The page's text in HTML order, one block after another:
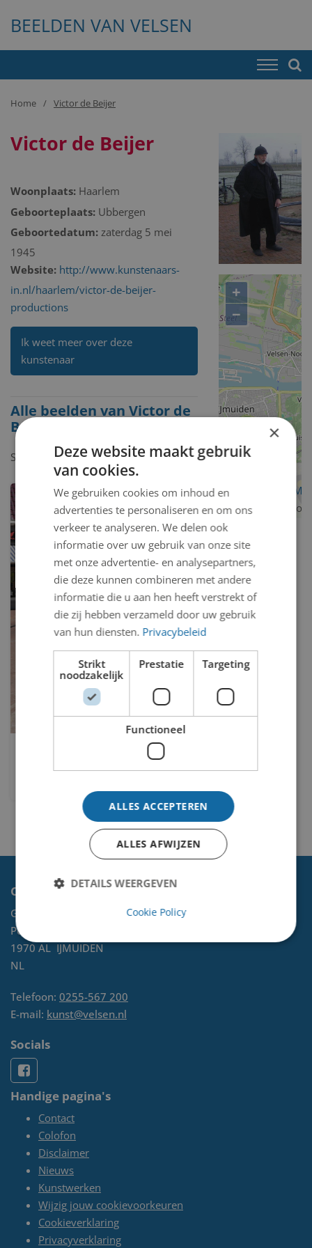
BEELDEN VAN VELSEN
Home Victor de Beijer
Victor de Beijer
Woonplaats: Haarlem
Geboorteplaats: Ubbergen
Geboortedatum: zaterdag 5 mei
1945
Website: http://www.kunstenaars-
in.nl/haarlem/victor-de-beijer-
productions
Ik weet meer over deze
kunstenaar
Alle beelden van Victor de
Beijer
Showing 1-1of1 item.
Victor de Beijer
+
−
Contact
Gemeente Velsen
Postbus 465
1970 AL IJMUIDEN
NL
Telefoon: 0255-567 200
E-mail: kunst@velsen.nl
Socials
Handige pagina's
Contact
Colofon
Disclaimer
Nieuws
Kunstwerken
Wijzig jouw cookievoorkeuren
Cookieverklaring
Privacyverklaring
×
Deze website maakt gebruik
van cookies.
We gebruiken cookies om inhoud en
advertenties te personaliseren en om ons
verkeer te analyseren. We delen ook
informatie over uw gebruik van onze site
met onze advertentie- en analysepartners,
die deze kunnen combineren met andere
informatie die u aan hen heeft verstrekt of
die zij hebben verzameld door uw gebruik
van hun diensten. Privacybeleid
Strikt
noodzakelijk
Prestatie Targeting
Functioneel
ALLES ACCEPTEREN
ALLES AFWIJZEN
DETAILS WEERGEVEN
Cookie Policy